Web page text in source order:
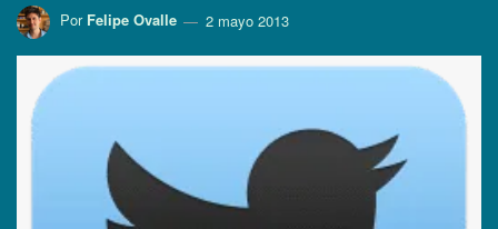
Por Felipe Ovalle 2 mayo 2013